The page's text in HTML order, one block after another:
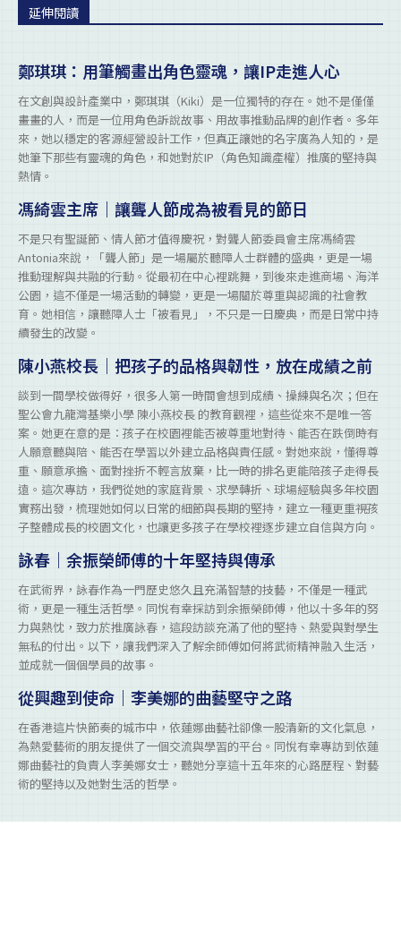
延伸閱讀
鄭琪琪：用筆觸畫出角色靈魂，讓IP走進人心
在文創與設計產業中，鄭琪琪（Kiki）是一位獨特的存在。她不是僅僅
畫畫的人，而是一位用角色訴說故事、用故事推動品牌的創作者。多年
來，她以穩定的客源經營設計工作，但真正讓她的名字廣為人知的，是
她筆下那些有靈魂的角色，和她對於IP（角色知識產權）推廣的堅持與
熱情。
馮綺雲主席｜讓聾人節成為被看見的節日
不是只有聖誕節、情人節才值得慶祝，對聾人節委員會主席馮綺雲
Antonia來說，「聾人節」是一場屬於聽障人士群體的盛典，更是一場
推動理解與共融的行動。從最初在中心裡跳舞，到後來走進商場、海洋
公園，這不僅是一場活動的轉變，更是一場關於尊重與認識的社會教
育。她相信，讓聽障人士「被看見」，不只是一日慶典，而是日常中持
續發生的改變。
陳小燕校長｜把孩子的品格與韌性，放在成績之前
談到一間學校做得好，很多人第一時間會想到成績、操練與名次；但在
聖公會九龍灣基樂小學 陳小燕校長 的教育觀裡，這些從來不是唯一答
案。她更在意的是：孩子在校園裡能否被尊重地對待、能否在跌倒時有
人願意聽與陪、能否在學習以外建立品格與責任感。對她來說，懂得尊
重、願意承擔、面對挫折不輕言放棄，比一時的排名更能陪孩子走得長
遠。這次專訪，我們從她的家庭背景、求學轉折、球場經驗與多年校園
實務出發，梳理她如何以日常的細節與長期的堅持，建立一種更重視孩
子整體成長的校園文化，也讓更多孩子在學校裡逐步建立自信與方向。
詠春｜余振榮師傅的十年堅持與傳承
在武術界，詠春作為一門歷史悠久且充滿智慧的技藝，不僅是一種武
術，更是一種生活哲學。同悅有幸採訪到余振榮師傅，他以十多年的努
力與熱忱，致力於推廣詠春，這段訪談充滿了他的堅持、熱愛與對學生
無私的付出。以下，讓我們深入了解余師傅如何將武術精神融入生活，
並成就一個個學員的故事。
從興趣到使命｜李美娜的曲藝堅守之路
在香港這片快節奏的城市中，依蓮娜曲藝社卻像一股清新的文化氣息，
為熱愛藝術的朋友提供了一個交流與學習的平台。同悅有幸專訪到依蓮
娜曲藝社的負責人李美娜女士，聽她分享這十五年來的心路歷程、對藝
術的堅持以及她對生活的哲學。